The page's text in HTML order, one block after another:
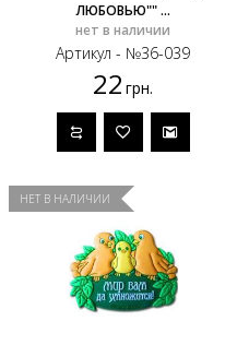
ЛЮБОВЬЮ"" ...
нет в наличии
Артикул - №36-039
22 грн.
НЕТ В НАЛИЧИИ